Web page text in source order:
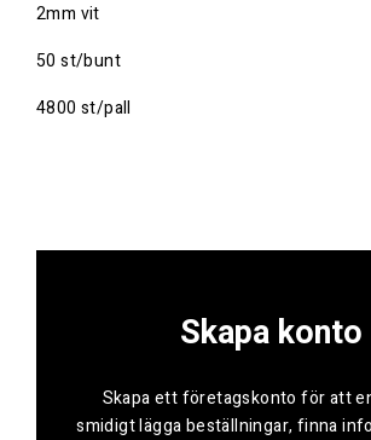
2mm vit
50 st/bunt
4800 st/pall
Skapa konto
Skapa ett företagskonto för att
smidigt lägga beställningar, finna